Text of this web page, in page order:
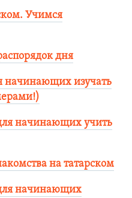
Учимся
дня
начинающих изучать
начинающих учить
на татарском
начинающих